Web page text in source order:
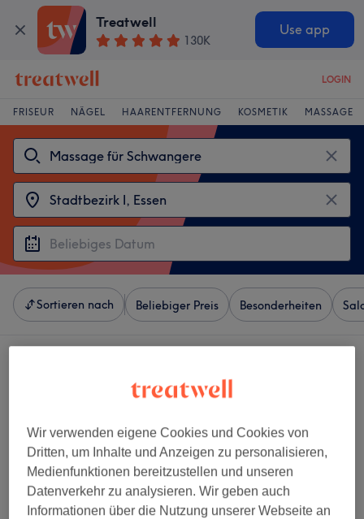
Treatwell
130K
Use app
LOGIN
FRISEUR NÄGEL HAARENTFERNUNG KOSMETIK MASSAGE
Sortieren nach Beliebiger Preis Besonderheiten
Wir verwenden eigene Cookies und Cookies von
Dritten, um Inhalte und Anzeigen zu personalisieren,
Medienfunktionen bereitzustellen und unseren
Datenverkehr zu analysieren. Wir geben auch
Informationen über die Nutzung unserer Webseite an